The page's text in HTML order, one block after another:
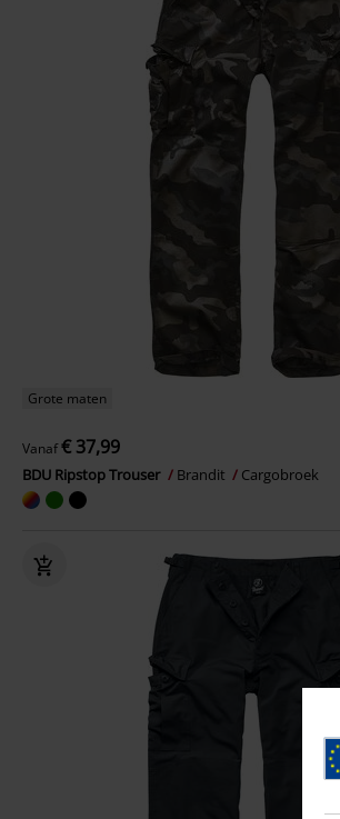
Grote maten
Vanaf€ 37,99
BDU Ripstop Trouser Brandit Cargobroek